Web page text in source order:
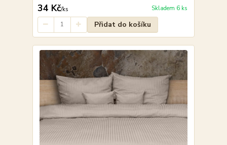
34 Kč/ks Skladem 6 ks
Přidat do košíku